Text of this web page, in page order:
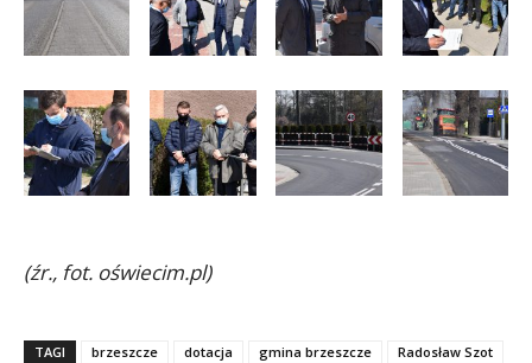
(źr., fot. oświecim.pl)
TAGI brzeszcze dotacja gmina brzeszcze
Radosław Szot